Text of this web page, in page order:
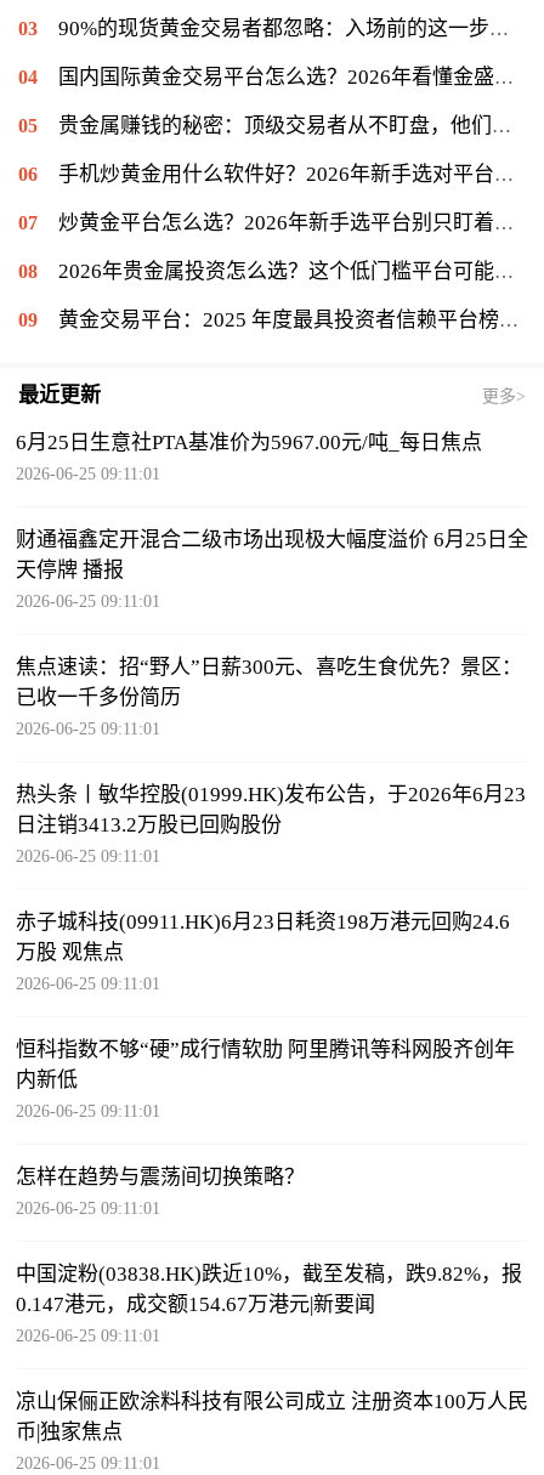
90%的现货黄金交易者都忽略：入场前的这一步很关键
国内国际黄金交易平台怎么选？2026年看懂金盛贵金属的交易门道
贵金属赚钱的秘密：顶级交易者从不盯盘，他们专注另一件事
手机炒黄金用什么软件好？2026年新手选对平台只是第一步
炒黄金平台怎么选？2026年新手选平台别只盯着低点差
2026年贵金属投资怎么选？这个低门槛平台可能值得你一试
黄金交易平台：2025 年度最具投资者信赖平台榜单揭晓，金盛贵金属位列信赖榜第一
最近更新 更多>
6月25日生意社PTA基准价为5967.00元/吨_每日焦点
2026-06-25 09:11:01
财通福鑫定开混合二级市场出现极大幅度溢价 6月25日全
天停牌 播报
2026-06-25 09:11:01
焦点速读：招“野人”日薪300元、喜吃生食优先？景区：
已收一千多份简历
2026-06-25 09:11:01
热头条丨敏华控股(01999.HK)发布公告，于2026年6月23
日注销3413.2万股已回购股份
2026-06-25 09:11:01
赤子城科技(09911.HK)6月23日耗资198万港元回购24.6
万股 观焦点
2026-06-25 09:11:01
恒科指数不够“硬”成行情软肋 阿里腾讯等科网股齐创年
内新低
2026-06-25 09:11:01
怎样在趋势与震荡间切换策略？
2026-06-25 09:11:01
中国淀粉(03838.HK)跌近10%，截至发稿，跌9.82%，报
0.147港元，成交额154.67万港元|新要闻
2026-06-25 09:11:01
凉山保俪正欧涂料科技有限公司成立 注册资本100万人民
币|独家焦点
2026-06-25 09:11:01